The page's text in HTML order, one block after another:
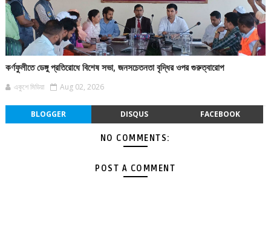
কর্ণফুলীতে ডেঙ্গু প্রতিরোধে বিশেষ সভা, জনসচেতনতা বৃদ্ধির ওপর গুরুত্বারোপ
একুশে মিডিয়া Aug 02, 2026
BLOGGER DISQUS FACEBOOK
NO COMMENTS:
POST A COMMENT